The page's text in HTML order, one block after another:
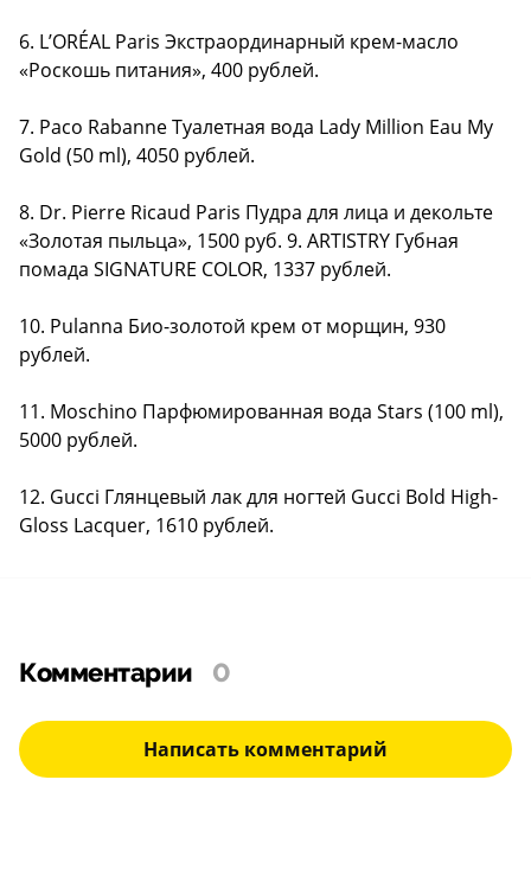
6. L’ORÉAL Paris Экстраординарный крем-масло
«Роскошь питания», 400 рублей.
7. Paco Rabanne Туалетная вода Lady Million Eau My
Gold (50 ml), 4050 рублей.
8. Dr. Pierre Ricaud Paris Пудра для лица и декольте
«Золотая пыльца», 1500 руб. 9. ARTISTRY Губная
помада SIGNATURE COLOR, 1337 рублей.
10. Pulanna Био-золотой крем от морщин, 930
рублей.
11. Moschino Парфюмированная вода Stars (100 ml),
5000 рублей.
12. Gucci Глянцевый лак для ногтей Gucci Bold High-
Gloss Lacquer, 1610 рублей.
Комментарии 0
Написать комментарий